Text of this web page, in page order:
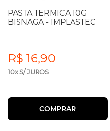
PASTA TERMICA 10G
BISNAGA - IMPLASTEC
R$ 16,90
10x S/ JUROS
COMPRAR